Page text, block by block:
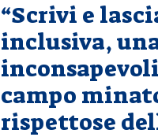
“Scrivi e
inclusiva,
campo
rispettose